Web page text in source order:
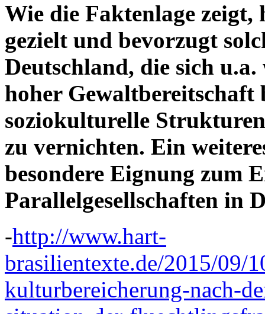
Wie die Faktenlage
gezielt und bevorzugt
Deutschland, die sich
hoher Gewaltbereitschaft
soziokulturelle
zu vernichten. Ein
besondere Eignung zum
Parallelgesellschaften in
-http://www.hart-
brasilientexte.de/2015/09/
kulturbereicherung-nach-